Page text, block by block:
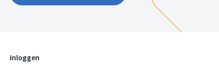
Inloggen